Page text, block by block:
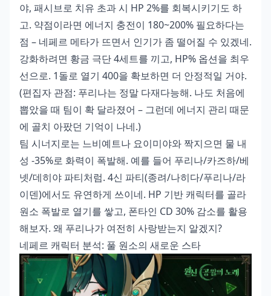
야, 패시브로 치유 초과 시 HP 2%를 회복시키기도 하
고. 약점이라면 에너지 충전이 180~200% 필요하다는
점 – 네페르 메타가 뜨면서 인기가 좀 떨어질 수 있겠네.
강화하려면 황금 극단 4세트를 끼고, HP% 옵션을 최우
선으로. 1돌로 열기 400을 확보하면 더 안정적일 거야.
(편집자 관점: 푸리나는 정말 다재다능해. 나도 처음에
뽑았을 때 팀이 확 달라졌어 – 그런데 에너지 관리 때문
에 골치 아팠던 기억이 나네.)
팀 시너지로는 느비예트나 요이미야와 짝지으면 물 내
성 -35%로 화력이 폭발해. 예를 들어 푸리나/카즈하/베
넷/데히야 파티처럼. 4신 파티(종려/나히다/푸리나/라
이덴)에서도 유연하게 쓰이네. HP 기반 캐릭터를 골라
원소 폭발로 열기를 쌓고, 폰타인 CD 30% 감소를 활용
해보자. 왜 푸리나가 여전히 사랑받는지 알겠지?
네페르 캐릭터 분석: 풀 원소의 새로운 스타